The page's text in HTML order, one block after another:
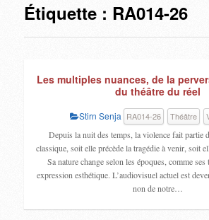
Étiquette : RA014-26
Les multiples nuances, de la
du théâtre du réel
Stirn Senja RA014-26 Théâtre
Depuis la nuit des temps, la violence fait partie
classique, soit elle précède la tragédie à venir, soit
Sa nature change selon les époques, comme ses
expression esthétique. L’audiovisuel actuel est
non de notre…